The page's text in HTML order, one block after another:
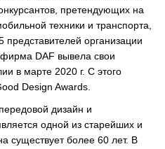
претендующих на
техники и транспорта,
организации
DAF вывела свои
в марте 2020 г. С этого
Design Awards.
дизайн и
одной из старейших и
существует более 60 лет. В